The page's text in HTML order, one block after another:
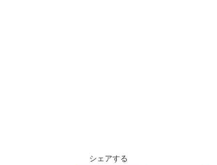
シェアする